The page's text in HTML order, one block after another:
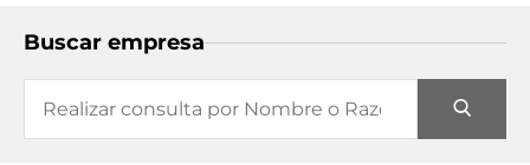
Buscar empresa